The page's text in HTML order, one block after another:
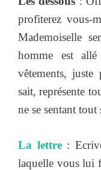
profiterez vous-
Mademoiselle
homme est
vêtements,
sait, représente
ne se sentant tout
La lettre :
laquelle vous lui